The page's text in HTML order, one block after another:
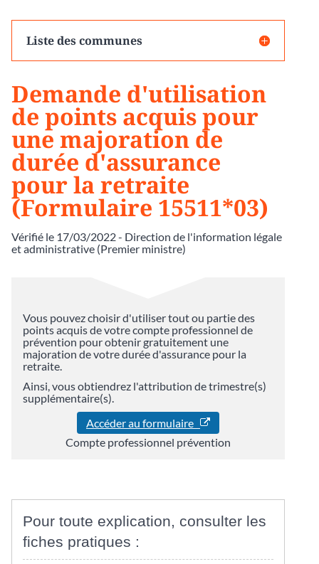
Liste des communes
Demande d'utilisation
de points acquis pour
une majoration de
durée d'assurance
pour la retraite
(Formulaire 15511*03)
Vérifié le 17/03/2022 - Direction de l'information légale
et administrative (Premier ministre)
Vous pouvez choisir d'utiliser tout ou partie des
points acquis de votre compte professionnel de
prévention pour obtenir gratuitement une
majoration de votre durée d'assurance pour la
retraite.
Ainsi, vous obtiendrez l'attribution de trimestre(s)
supplémentaire(s).
Accéder au formulaire
Compte professionnel prévention
Pour toute explication, consulter les
fiches pratiques :